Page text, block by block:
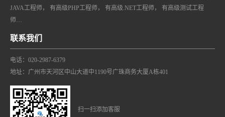
JAVA工程师， 有高级PHP工程师， 有高级.NET工程师， 有高级测试工程
师…
联系我们
电话：020-2987-6379
地址：广州市天河区中山大道中1190号广珠商务大厦A栋401
扫一扫添加客服